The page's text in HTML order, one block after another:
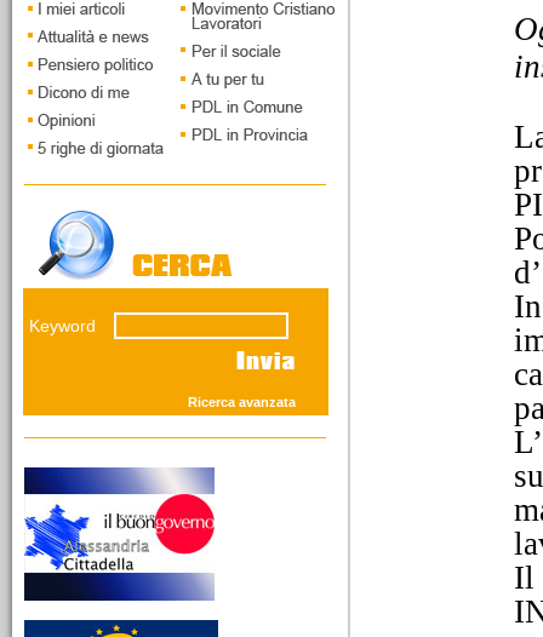
12/03/2026
savana giudiziaria
Il fronte del NO presenta
grandi interpreti della
concezione elastica della
custodia cautelare. Mentre
i giovani del SI' andranno
10/03/2026
Lina Borgo Guenna,
educare alla libertà tra
scuola, socialismo e
impegno civile
Keyword
Ricerca avanzata
Il